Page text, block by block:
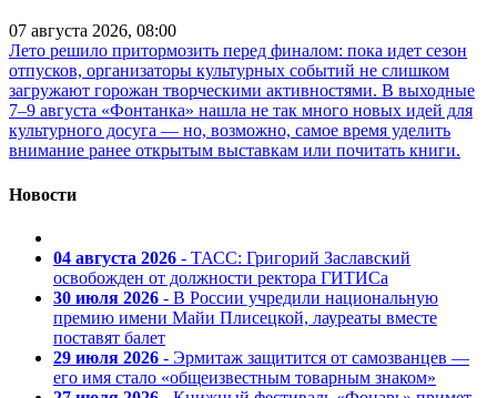
07 августа 2026, 08:00
Лето решило притормозить перед финалом: пока идет сезон
отпусков, организаторы культурных событий не слишком
загружают горожан творческими активностями. В выходные
7–9 августа «Фонтанка» нашла не так много новых идей для
культурного досуга — но, возможно, самое время уделить
внимание ранее открытым выставкам или почитать книги.
Новости
04 августа 2026 - ТАСС: Григорий Заславский
освобожден от должности ректора ГИТИСа
30 июля 2026 - В России учредили национальную
премию имени Майи Плисецкой, лауреаты вместе
поставят балет
29 июля 2026 - Эрмитаж защитится от самозванцев —
его имя стало «общеизвестным товарным знаком»